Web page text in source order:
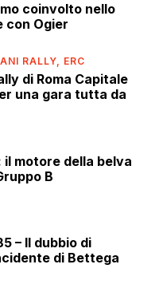
coinvolto nello
con Ogier
RALLY, ERC
di Roma Capitale
una gara tutta da
il motore della belva
B
– Il dubbio di
di Bettega